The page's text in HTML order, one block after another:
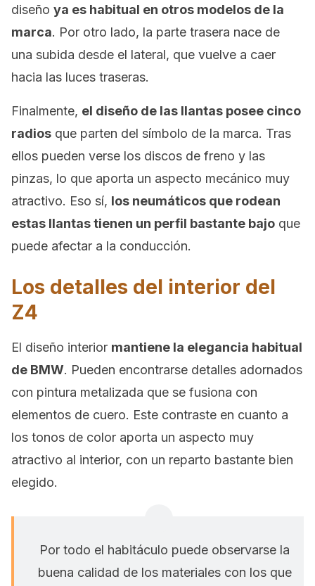
diseño ya es habitual en otros modelos de la
marca. Por otro lado, la parte trasera nace de
una subida desde el lateral, que vuelve a caer
hacia las luces traseras.
Finalmente, el diseño de las llantas posee cinco
radios que parten del símbolo de la marca. Tras
ellos pueden verse los discos de freno y las
pinzas, lo que aporta un aspecto mecánico muy
atractivo. Eso sí, los neumáticos que rodean
estas llantas tienen un perfil bastante bajo que
puede afectar a la conducción.
Los detalles del interior del
Z4
El diseño interior mantiene la elegancia habitual
de BMW. Pueden encontrarse detalles adornados
con pintura metalizada que se fusiona con
elementos de cuero. Este contraste en cuanto a
los tonos de color aporta un aspecto muy
atractivo al interior, con un reparto bastante bien
elegido.
Por todo el habitáculo puede observarse la
buena calidad de los materiales con los que